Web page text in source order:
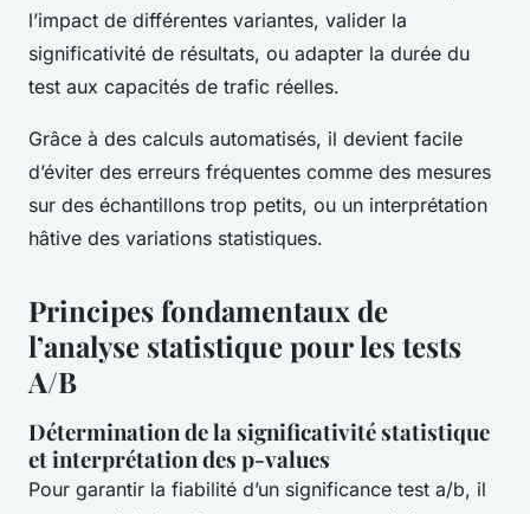
l’impact de différentes variantes, valider la
significativité de résultats, ou adapter la durée du
test aux capacités de trafic réelles.
Grâce à des calculs automatisés, il devient facile
d’éviter des erreurs fréquentes comme des mesures
sur des échantillons trop petits, ou un interprétation
hâtive des variations statistiques.
Principes fondamentaux de
l’analyse statistique pour les tests
A/B
Détermination de la significativité statistique
et interprétation des p-values
Pour garantir la fiabilité d’un significance test a/b, il